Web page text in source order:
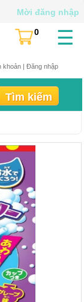
khoản| Đăng nhập
☰
(
0
Mời đăng nhập